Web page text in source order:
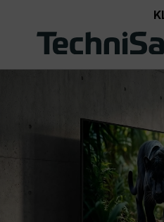
Przejdź do głównej